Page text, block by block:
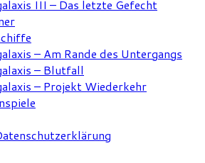
III – Das letzte Gefecht
– Am Rande des Untergangs
– Blutfall
– Projekt Wiederkehr